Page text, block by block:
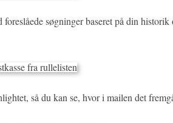
søgninger baseret på din historik
så du kan se, hvor i mailen det